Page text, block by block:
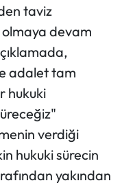
taviz
devam
adalet tam
hukuki
verdiği
hukuki sürecin
yakından